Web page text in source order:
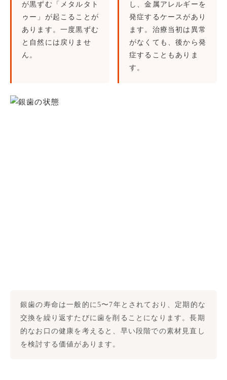
が黒ずむ「メタルタト
ゥー」が起こることが
あります。一度黒ずむ
と自然には戻りませ
ん。
し、金属アレルギーを
発症するケースがあり
ます。治療当初は異常
がなくても、後から発
症することもありま
す。
銀歯の寿命は一般的に5〜7年とされており、定期的な
交換を繰り返すたびに歯を削ることになります。長期
的なお口の健康を考えると、早い段階での素材見直し
を検討する価値があります。